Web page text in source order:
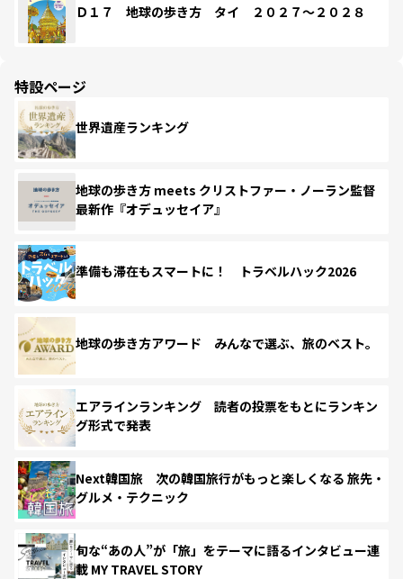
Ｄ１７ 地球の歩き方 タイ ２０２７～２０２８
特設ページ
世界遺産ランキング
地球の歩き方 meets クリストファー・ノーラン監督
最新作『オデュッセイア』
準備も滞在もスマートに！ トラベルハック2026
地球の歩き方アワード みんなで選ぶ、旅のベスト。
エアラインランキング 読者の投票をもとにランキン
グ形式で発表
Next韓国旅 次の韓国旅行がもっと楽しくなる 旅先・
グルメ・テクニック
旬な“あの人”が「旅」をテーマに語るインタビュー連
載 MY TRAVEL STORY